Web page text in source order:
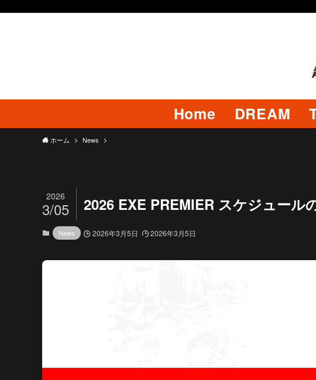
Home DREAM
ホーム News
2026 EXE PREMIER スケジュール
2026
3/05
News 2026年3月5日 2026年3月5日